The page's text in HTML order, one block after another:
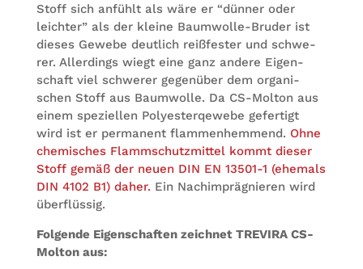
Stoff sich anfühlt als wäre er “dün­ner oder
leich­ter” als der kleine Baum­wolle-Bru­der ist
die­ses Gewebe deut­lich reiß­fes­ter und schwe­
rer. Aller­dings wiegt eine ganz andere Eigen­
schaft viel schwe­rer gegen­über dem orga­ni­
schen Stoff aus Baum­wolle. Da CS-Mol­ton aus
einem spe­zi­el­len Poly­es­ter­qe­webe gefer­tigt
wird ist er per­ma­nent flam­men­hem­mend. Ohne
che­mi­sches Flamm­schutz­mit­tel kommt die­ser
Stoff gemäß der neuen DIN EN 13501-1 (ehe­mals
DIN 4102 B1) daher. Ein Nach­im­prä­gnie­ren wird
überflüssig.
Fol­gende Eigen­schaf­ten zeich­net TRE­VIRA CS-
Mol­ton aus: